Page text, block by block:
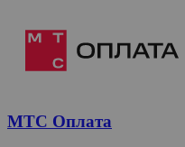
МТС Оплата